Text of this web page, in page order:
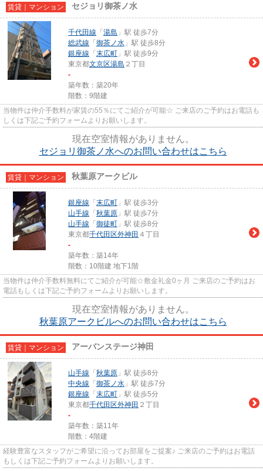
賃貸｜マンション セジョリ御茶ノ水
千代田線 「 湯島 」駅 徒歩7分
総武線 「 御茶ノ水 」駅 徒歩8分
銀座線 「 末広町 」駅 徒歩9分
東京都文京区湯島 ２丁目
-
築年数：築20年
階数：9階建
当物件は仲介手数料が家賃の55％にてご紹介が可能☆ ご来店のご予約はお電話も
しくは下記ご予約フォームよりお願いします。
現在空室情報がありません。
セジョリ御茶ノ水へのお問い合わせはこちら
賃貸｜マンション 秋葉原アークビル
銀座線 「 末広町 」駅 徒歩3分
山手線 「 秋葉原 」駅 徒歩7分
山手線 「 御徒町 」駅 徒歩8分
東京都千代田区外神田 ４丁目
-
築年数：築14年
階数：10階建 地下1階
当物件は仲介手数料無料にてご紹介が可能☆敷金礼金0ヶ月 ご来店のご予約はお
電話もしくは下記ご予約フォームよりお願いします。
現在空室情報がありません。
秋葉原アークビルへのお問い合わせはこちら
賃貸｜マンション アーバンステージ神田
山手線 「 秋葉原 」駅 徒歩8分
中央線 「 御茶ノ水 」駅 徒歩7分
銀座線 「 末広町 」駅 徒歩5分
東京都千代田区外神田 ２丁目
-
築年数：築11年
階数：4階建
経験豊富なスタッフがご希望に沿ってお部屋をご提案♪ ご来店のご予約はお電話
もしくは下記ご予約フォームよりお願いします。